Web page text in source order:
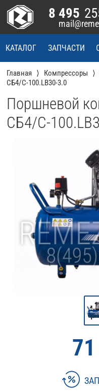
КАТАЛОГ ЗАПЧАСТИ
8 495
Главная Компрессоры
СБ4/С-100.LB30-3.0
Поршневой
СБ4/С-